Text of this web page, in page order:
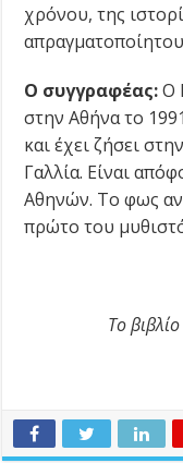
χρόνου, της
Ο συγγραφέας:Ο
στην Αθήνα το
και έχει ζήσει
Γαλλία. Είναι
Αθηνών. Το φως
πρώτο του
Το